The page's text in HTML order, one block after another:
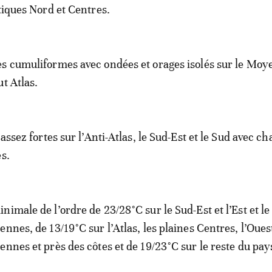
Nord et Centres.
cumuliformes avec ondées et orages isolés sur le
Atlas.
fortes sur l’Anti-Atlas, le Sud-Est et le Sud avec
de l’ordre de 23/28°C sur le Sud-Est et l’Est et le
de 13/19°C sur l’Atlas, les plaines Centres,
et près des côtes et de 19/23°C sur le reste du